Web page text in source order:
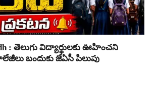
: తెలుగు విద్యార్థులకు ఊహించని
బందుకు జేఏసీ పిలుపు